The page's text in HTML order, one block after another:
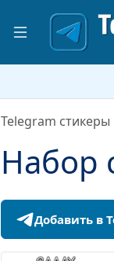
Telegram стикеры
Набор
Добавить в